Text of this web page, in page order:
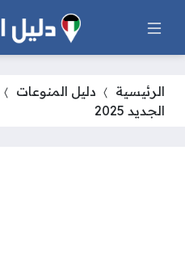
الرئيسية دليل المنوعات
الجديد 2025